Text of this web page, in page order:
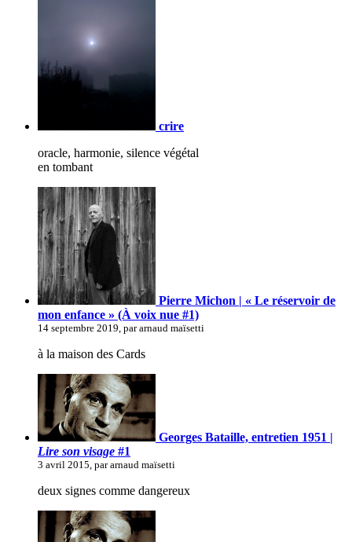
crire
oracle, harmonie, silence végétal
en tombant
Pierre Michon | « Le réservoir de
mon enfance » (À voix nue #1)
14 septembre 2019, par arnaud maïsetti
à la maison des Cards
Georges Bataille, entretien 1951 |
Lire son visage #1
3 avril 2015, par arnaud maïsetti
deux signes comme dangereux